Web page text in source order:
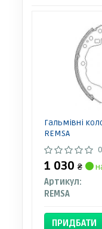
Гальмівні
REMSA
1 030 ₴
Артикул:
REMSA
ПРИДБАТИ